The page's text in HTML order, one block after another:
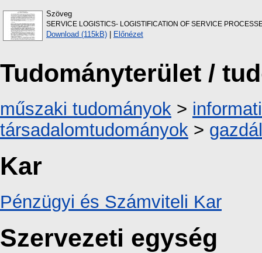
Szöveg
SERVICE LOGISTICS- LOGISTIFICATION OF SERVICE
Download (115kB) | Előnézet
Tudományterület /
műszaki tudományok >
társadalomtudományok >
Kar
Pénzügyi és Számviteli Kar
Szervezeti egység